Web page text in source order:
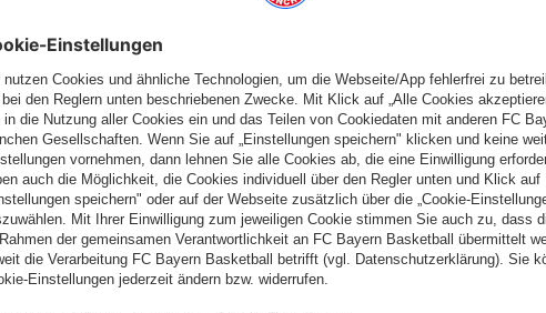
immer nachmittags statt. Geleitet werden sie von Pädagogen der
Verantwortung. Es geht um Hausaufgaben und in spielerischer
Seit 2018 wurden bereits zwei solche Schulen gegründet: in Mantes-
Necker-Krankenhaus von Paris.
TRAINERN UND ROY MAKAAY
Spiel zusammen mit Pädagogen der PSG Foundation in Poissy
Bildungs- und Lernaktivitäten sowie sportliche Übungen auf